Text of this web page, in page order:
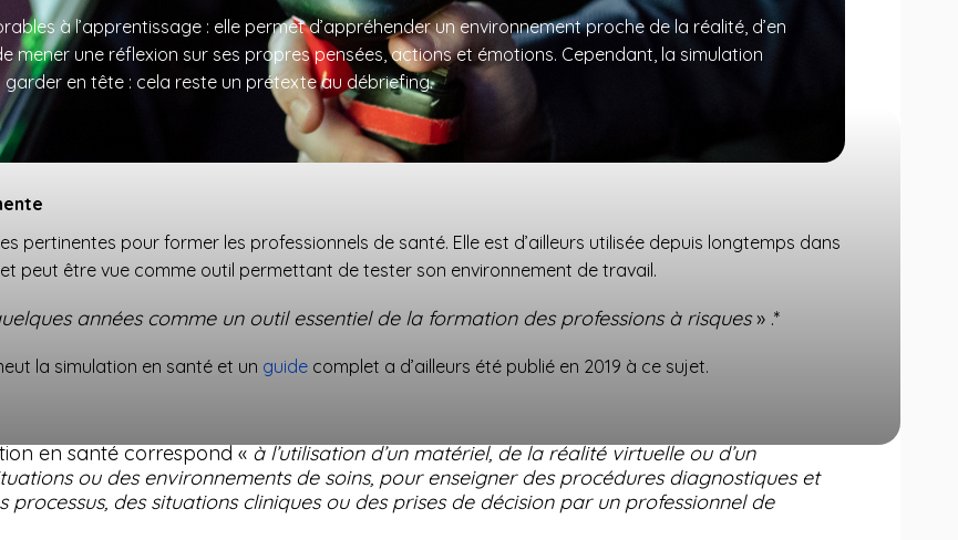
à l’apprentissage : elle permet d’appréhender un environnement proche de la réalité, d’en
mener une réflexion sur ses propres pensées, actions et émotions. Cependant, la simulation
en tête : cela reste un prétexte au débriefing.
pertinentes pour former les professionnels de santé. Elle est d’ailleurs utilisée depuis longtemps dans
peut être vue comme outil permettant de tester son environnement de travail.
années comme un outil essentiel de la formation des professions à risques» .*
la simulation en santé et un guide complet a d’ailleurs été publié en 2019 à ce sujet.
en santé correspond «à l’utilisation d’un matériel, de la réalité virtuelle ou d’un
ou des environnements de soins, pour enseigner des procédures diagnostiques et
des situations cliniques ou des prises de décision par un professionnel de